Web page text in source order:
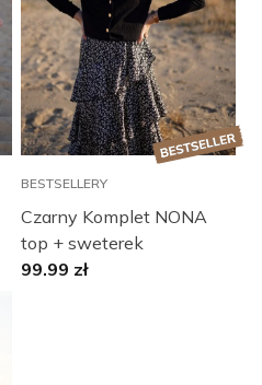
BESTSELLERY
Czarny Komplet NONA
top + sweterek
99.99 zł